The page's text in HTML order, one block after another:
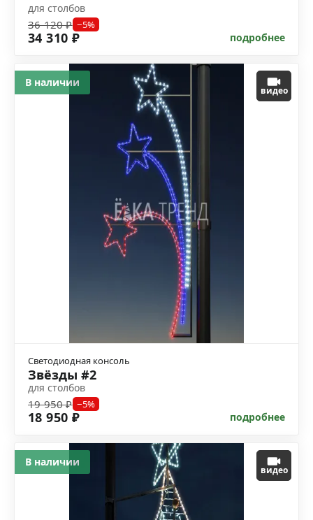
для столбов
36 120 ₽ −5%
34 310 ₽ подробнее
видео
Светодиодная консоль
Звёзды #2
для столбов
19 950 ₽ −5%
18 950 ₽ подробнее
В наличии
видео
В наличии